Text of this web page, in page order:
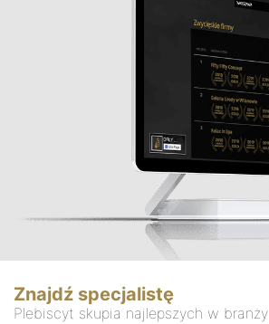
Znajdź specjalistę
Plebiscyt skupia najlepszych w branży